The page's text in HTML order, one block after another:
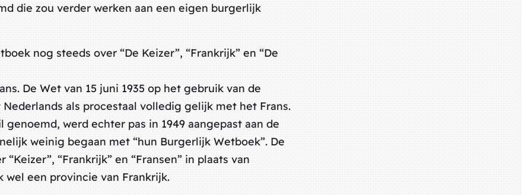
die zou verder werken aan een eigen burgerlijk
nog steeds over “De Keizer”, “Frankrijk” en “De
De Wet van 15 juni 1935 op het gebruik van de
als procestaal volledig gelijk met het Frans.
werd echter pas in 1949 aangepast aan de
weinig begaan met “hun Burgerlijk Wetboek”. De
“Frankrijk” en “Fransen” in plaats van
wel een provincie van Frankrijk.